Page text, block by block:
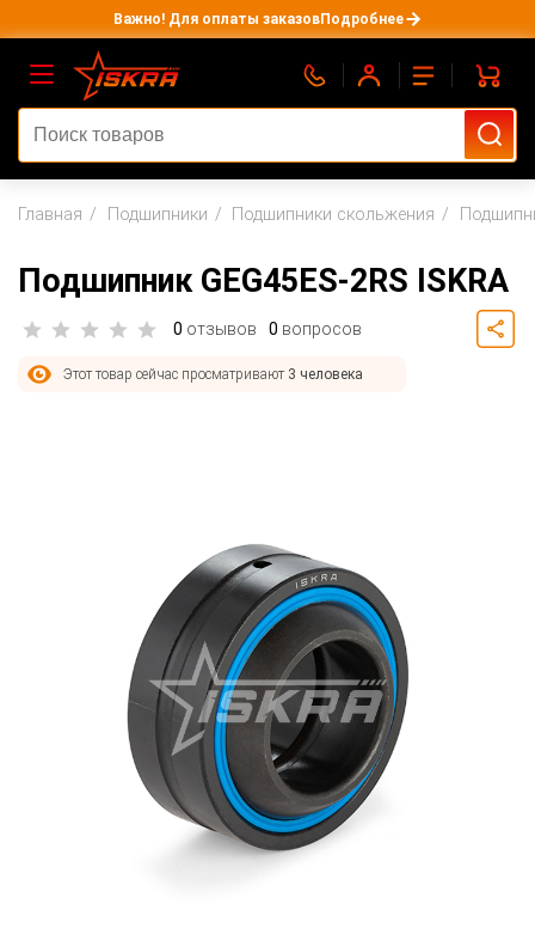
Важно! Для оплаты заказовПодробнее
Главная Подшипники Подшипники скольжения
Подшипник GEG45ES-2RS ISKRA
0 отзывов 0 вопросов
Этот товар сейчас просматривают 3 человека